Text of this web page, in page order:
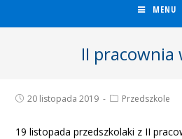
MENU
II pracownia
20 listopada 2019 Przedszkole
19 listopada przedszkolaki z II